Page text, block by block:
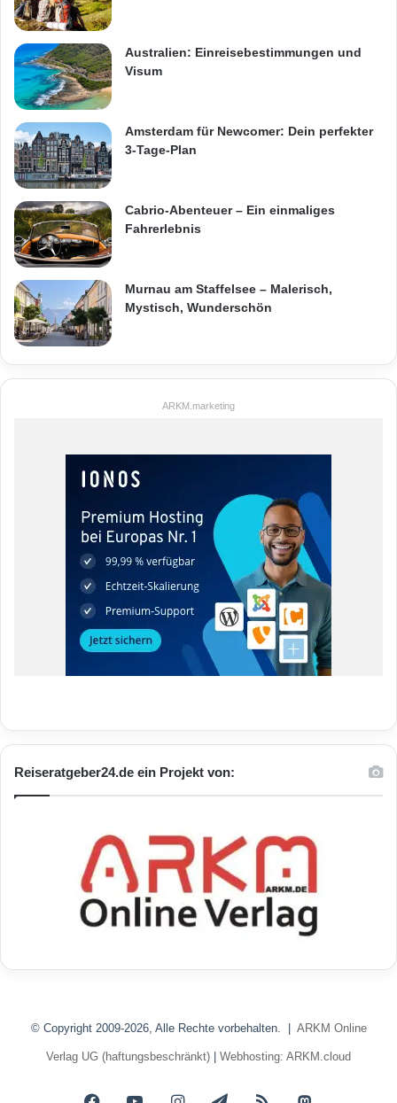
Australien: Einreisebestimmungen und
Visum
Amsterdam für Newcomer: Dein perfekter
3-Tage-Plan
Cabrio-Abenteuer – Ein einmaliges
Fahrerlebnis
Murnau am Staffelsee – Malerisch,
Mystisch, Wunderschön
ARKM.marketing
Reiseratgeber24.de ein Projekt von:
© Copyright 2009-2026, Alle Rechte vorbehalten. | ARKM Online
Verlag UG (haftungsbeschränkt) Webhosting: ARKM.cloud